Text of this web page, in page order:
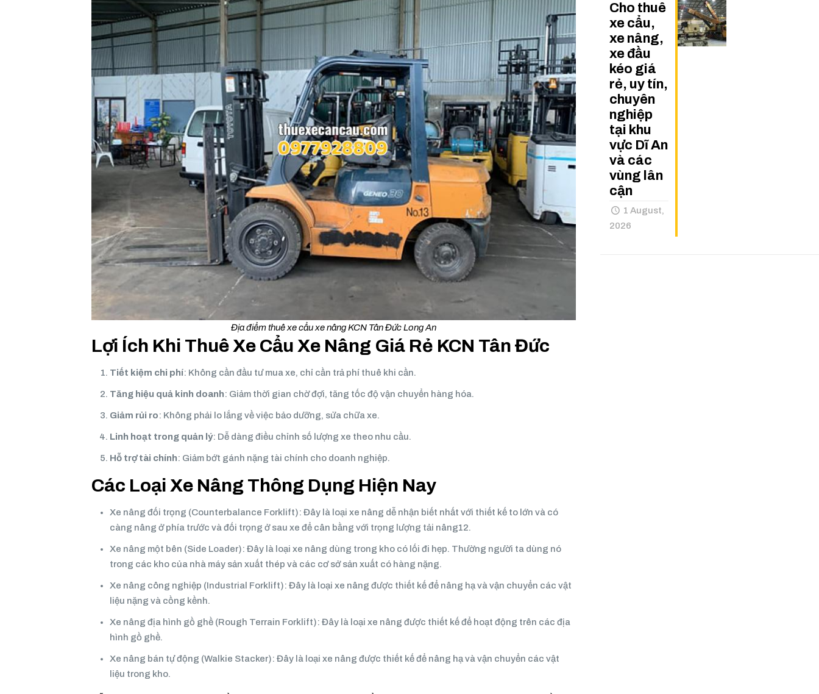
Địa điểm thuê xe cẩu xe nâng KCN Tân Đức Long An
Lợi Ích Khi Thuê Xe Cẩu Xe Nâng Giá Rẻ KCN Tân Đức
Tiết kiệm chi phí: Không cần đầu tư mua xe, chỉ cần trả phí thuê khi cần.
Tăng hiệu quả kinh doanh: Giảm thời gian chờ đợi, tăng tốc độ vận chuyển hàng hóa.
Giảm rủi ro: Không phải lo lắng về việc bảo dưỡng, sửa chữa xe.
Linh hoạt trong quản lý: Dễ dàng điều chỉnh số lượng xe theo nhu cầu.
Hỗ trợ tài chính: Giảm bớt gánh nặng tài chính cho doanh nghiệp.
Các Loại Xe Nâng Thông Dụng Hiện Nay
Xe nâng đối trọng (Counterbalance Forklift): Đây là loại xe nâng dễ nhận biết nhất với thiết kế to lớn và có
càng nâng ở phía trước và đối trọng ở sau xe để cân bằng với trọng lượng tải nâng12.
Xe nâng một bên (Side Loader): Đây là loại xe nâng dùng trong kho có lối đi hẹp. Thường người ta dùng nó
trong các kho của nhà máy sản xuất thép và các cơ sở sản xuất có hàng nặng.
Xe nâng công nghiệp (Industrial Forklift): Đây là loại xe nâng được thiết kế để nâng hạ và vận chuyển các vật
liệu nặng và cồng kềnh.
Xe nâng địa hình gồ ghề (Rough Terrain Forklift): Đây là loại xe nâng được thiết kế để hoạt động trên các địa
hình gồ ghề.
Xe nâng bán tự động (Walkie Stacker): Đây là loại xe nâng được thiết kế để nâng hạ và vận chuyển các vật
liệu trong kho.
Cho thuê
xe cẩu,
xe nâng,
xe đầu
kéo giá
rẻ, uy tín,
chuyên
nghiệp
tại khu
vực Dĩ An
và các
vùng lân
cận
1 August,
2026